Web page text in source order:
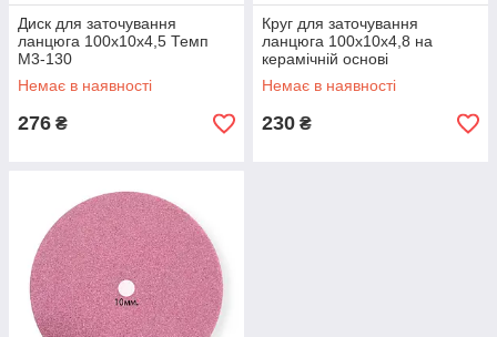
Диск для заточування
ланцюга 100х10х4,5 Темп
М3-130
Немає в наявності
276 ₴
Круг для заточування
ланцюга 100х10х4,8 на
керамічній основі
Немає в наявності
230 ₴